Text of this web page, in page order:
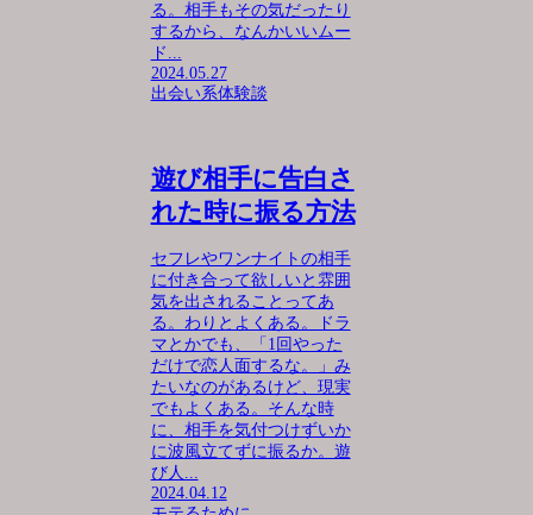
る。相手もその気だったり
するから、なんかいいムー
ド...
2024.05.27
出会い系体験談
遊び相手に告白さ
れた時に振る方法
セフレやワンナイトの相手
に付き合って欲しいと雰囲
気を出されることってあ
る。わりとよくある。ドラ
マとかでも、「1回やった
だけで恋人面するな。」み
たいなのがあるけど、現実
でもよくある。そんな時
に、相手を気付つけずいか
に波風立てずに振るか。遊
び人...
2024.04.12